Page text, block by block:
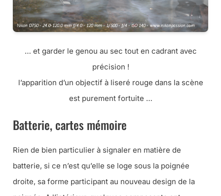
… et garder le genou au sec tout en cadrant avec
précision !
l’apparition d’un objectif à liseré rouge dans la scène
est purement fortuite …
Batterie, cartes mémoire
Rien de bien particulier à signaler en matière de
batterie, si ce n’est qu’elle se loge sous la poignée
droite, sa forme participant au nouveau design de la